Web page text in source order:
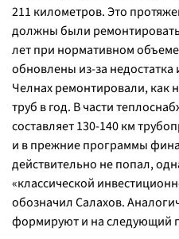
211 километров. Это
должны были
лет при нормативном
обновлены из-за
Челнах ремонтировали, как
труб в год. В части
составляет 130-140 км
и в прежние программы
действительно не попал,
«классической
обозначил Салахов.
формируют и на следующий